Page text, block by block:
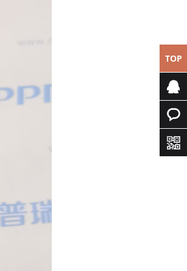
TOP
专属客
服
快速询